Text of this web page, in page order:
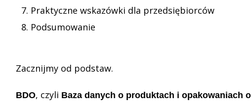
Praktyczne wskazówki dla przedsiębiorców
Podsumowanie
Zacznijmy od podstaw.
BDO, czyli Baza danych o produktach i opakowaniach